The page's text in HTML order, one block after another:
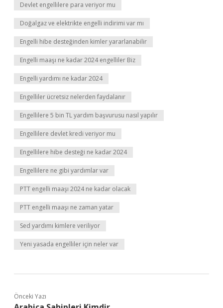
Devlet engellilere para veriyor mu
Doğalgaz ve elektrikte engelli indirimi var mı
Engelli hibe desteğinden kimler yararlanabilir
Engelli maaşı ne kadar 2024 engelliler Biz
Engelli yardımı ne kadar 2024
Engelliler ücretsiz nelerden faydalanır
Engellilere 5 bin TL yardım başvurusu nasıl yapılır
Engellilere devlet kredi veriyor mu
Engellilere hibe desteği ne kadar 2024
Engellilere ne gibi yardımlar var
PTT engelli maaşı 2024 ne kadar olacak
PTT engelli maaşı ne zaman yatar
Sed yardımı kimlere veriliyor
Yeni yasada engelliler için neler var
Önceki Yazı